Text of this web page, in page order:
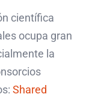
científica
ocupa gran
la
Shared